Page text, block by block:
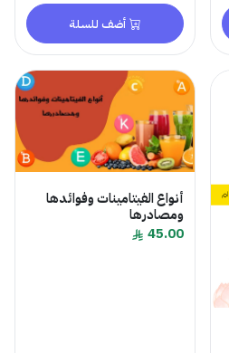
أضف للسلة
أنواع الفيتامينات وفوائدها
ومصادرها
45.00